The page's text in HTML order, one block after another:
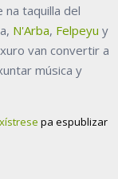
na taquilla del
N'Arba, Felpeyu y
van convertir a
música y
pa espublizar